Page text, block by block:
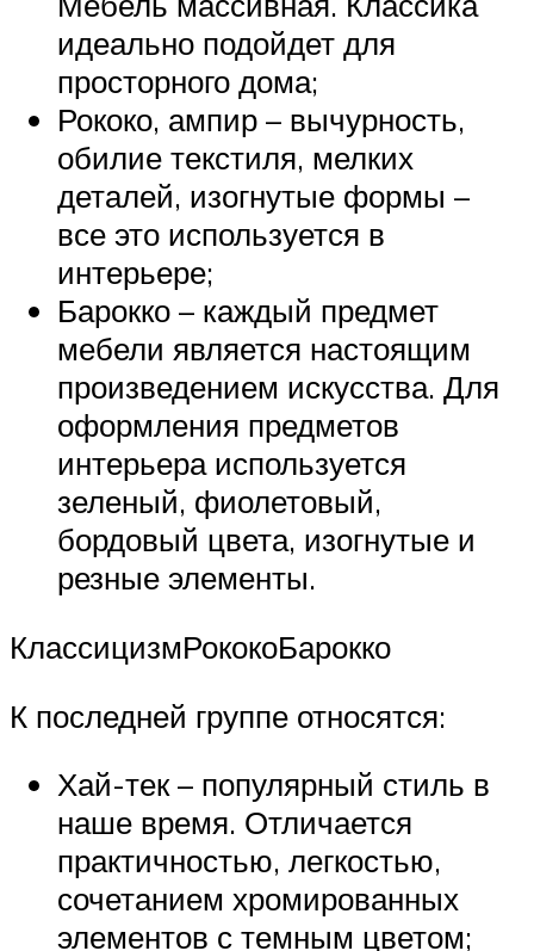
идеально подойдет для
просторного дома;
Рококо, ампир – вычурность,
обилие текстиля, мелких
деталей, изогнутые формы –
все это используется в
интерьере;
Барокко – каждый предмет
мебели является настоящим
произведением искусства. Для
оформления предметов
интерьера используется
зеленый, фиолетовый,
бордовый цвета, изогнутые и
резные элементы.
КлассицизмРококоБарокко
К последней группе относятся:
Хай-тек – популярный стиль в
наше время. Отличается
практичностью, легкостью,
сочетанием хромированных
элементов с темным цветом;